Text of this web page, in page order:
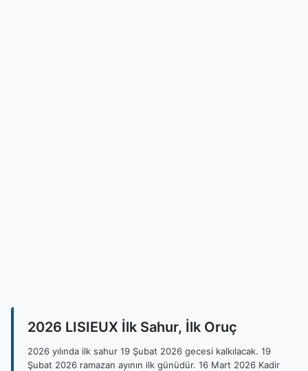
2026 LISIEUX İlk Sahur, İlk Oruç
2026 yılında ilk sahur 19 Şubat 2026 gecesi kalkılacak. 19
Şubat 2026 ramazan ayının ilk günüdür. 16 Mart 2026 Kadir